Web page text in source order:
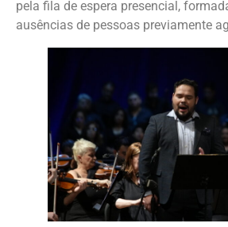
pela fila de espera presencial,
ausências de pessoas previamente